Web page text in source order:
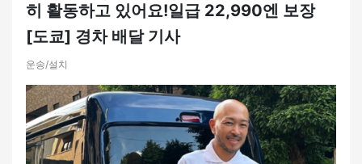
히 활동하고 있어요!일급 22,990엔 보장
[도쿄] 경차 배달 기사
운송/설치